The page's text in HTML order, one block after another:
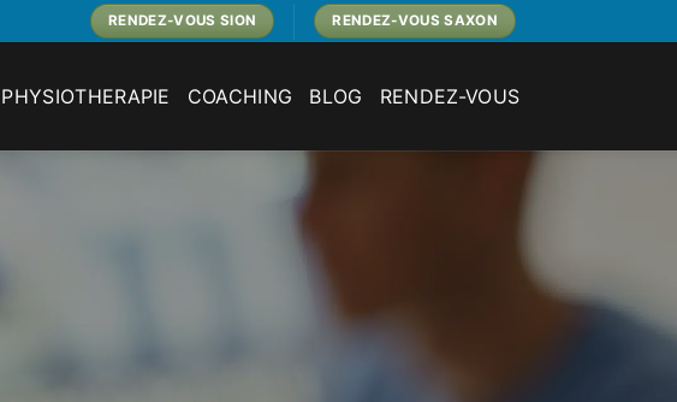
RENDEZ-VOUS SION RENDEZ-VOUS SAXON
PHYSIOTHERAPIE COACHING BLOG RENDEZ-VOUS
SION